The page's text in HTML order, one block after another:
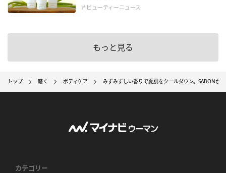
＃ビューティーニュース
もっと見る
トップ 磨く ボディケア みずみずしい香りで夏肌をクールダウン。SABONか
カテゴリー